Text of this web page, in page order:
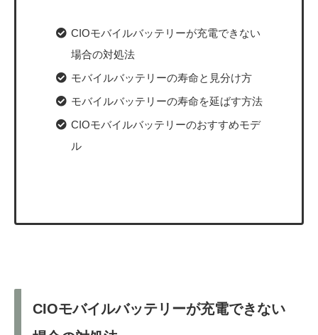
CIOモバイルバッテリーが充電できない
場合の対処法
モバイルバッテリーの寿命と見分け方
モバイルバッテリーの寿命を延ばす方法
CIOモバイルバッテリーのおすすめモデ
ル
CIOモバイルバッテリーが充電できない